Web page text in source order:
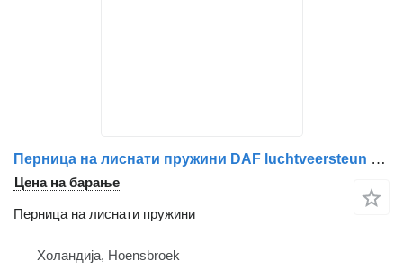
Перница на лиснати пружини DAF luchtveersteun за камион DAF xf e6 cf e6
Цена на барање
Перница на лиснати пружини
Холандија, Hoensbroek